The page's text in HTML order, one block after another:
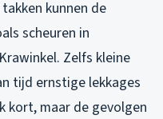
kunnen de
scheuren in
Zelfs kleine
tijd ernstige lekkages
kort, maar de gevolgen